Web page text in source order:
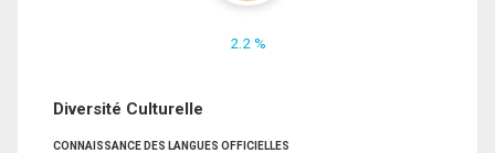
2.2 %
Diversité Culturelle
CONNAISSANCE DES LANGUES OFFICIELLES